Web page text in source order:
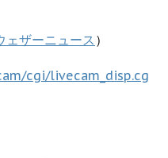
ェザーニュース ）
cgi/livecam_disp.cg